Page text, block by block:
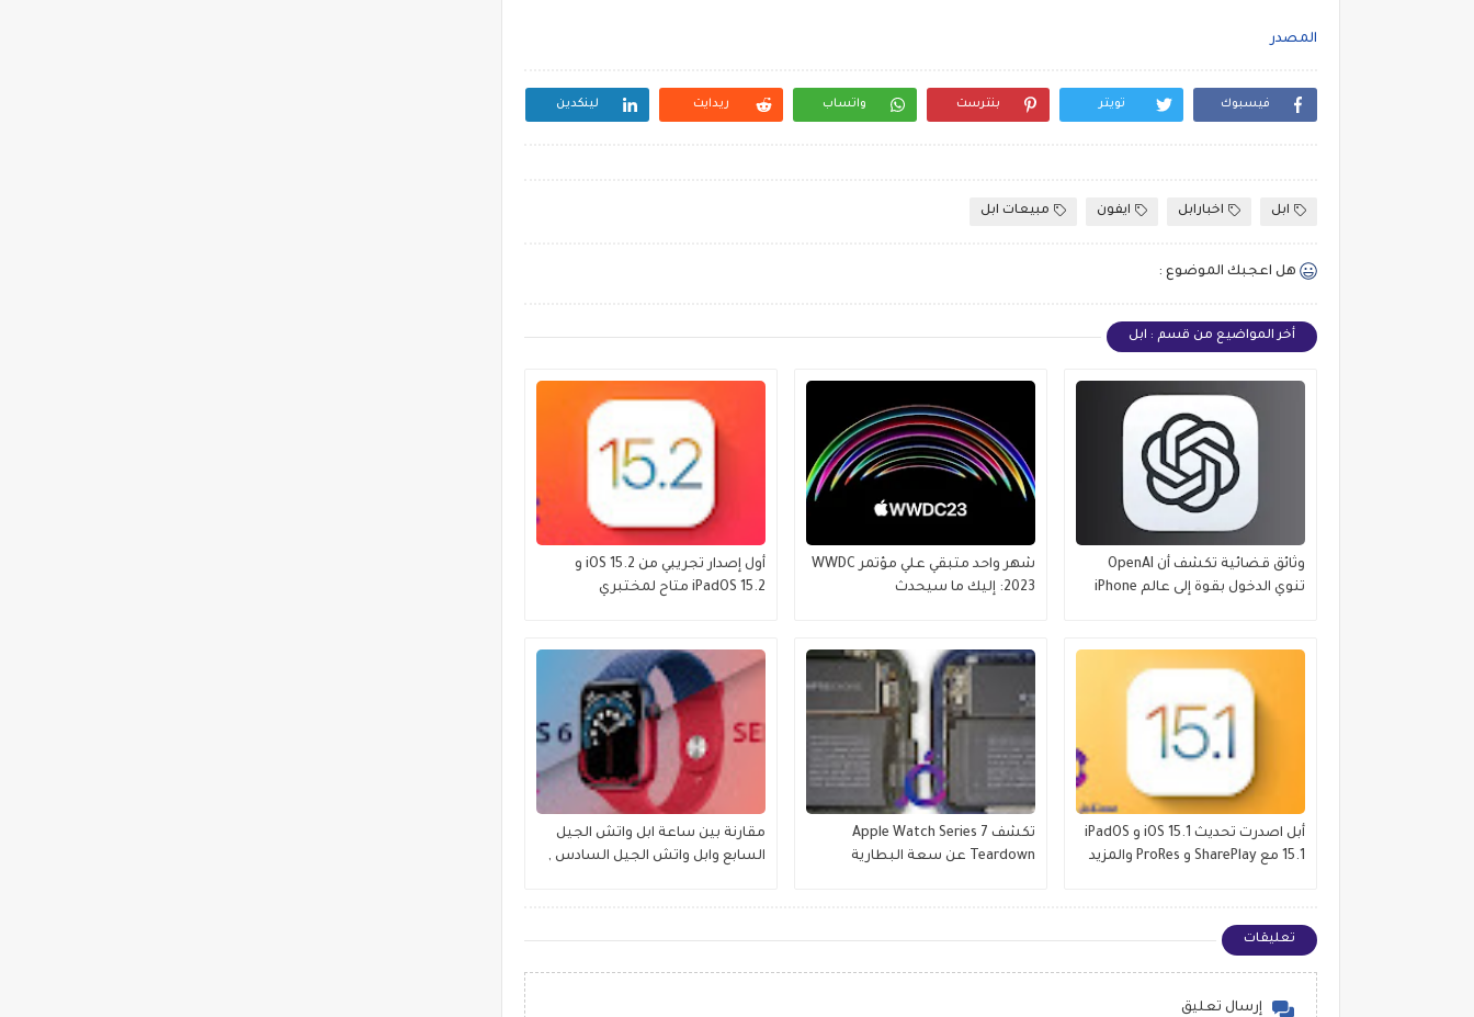
المصدر
فيسبوك تويتر بنترست واتساب ريدايت لينكدين
ابل اخبارابل ايفون مبيعات ابل
هل اعجبك الموضوع :
أخر المواضيع من قسم : ابل
وثائق قضائية تكشف أن OpenAI
تنوي الدخول بقوة إلى عالم iPhone
شهر واحد متبقي علي مؤتمر WWDC
2023: إليك ما سيحدث
أول إصدار تجريبي من iOS 15.2 و
iPadOS 15.2 متاح لمختبري
أبل اصدرت تحديث iOS 15.1 و iPadOS
15.1 مع SharePlay و ProRes والمزيد
تكشف Apple Watch Series 7
Teardown عن سعة البطارية
مقارنة بين ساعة ابل واتش الجيل
السابع وابل واتش الجيل السادس ,
تعليقات
إرسال تعليق